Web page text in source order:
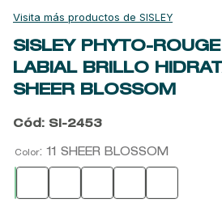
SISLEY
SISLEY PHYTO-
LABIAL BRILLO
SHEER BLOSSOM
Cód : SI-2453
Color: 11 SHEER BLOSSOM
7.
kool beauty serum
8.
retrinal
9.
baylis
10. john frieda